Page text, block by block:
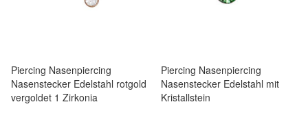
Piercing Nasenpiercing
Nasenstecker Edelstahl rotgold
vergoldet 1 Zirkonia
Piercing Nasenpiercing
Nasenstecker Edelstahl mit
Kristallstein